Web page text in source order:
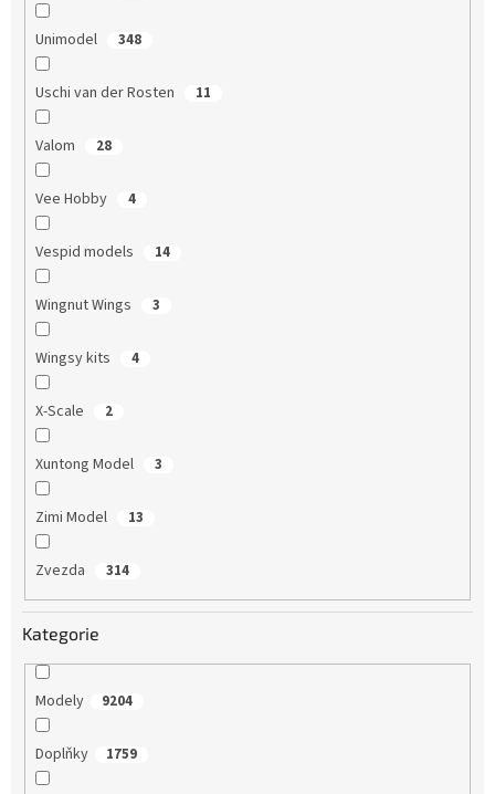
Unimodel 348
Uschi van der Rosten 11
Valom 28
Vee Hobby 4
Vespid models 14
Wingnut Wings 3
Wingsy kits 4
X-Scale 2
Xuntong Model 3
Zimi Model 13
Zvezda 314
Kategorie
Modely 9204
Doplňky 1759